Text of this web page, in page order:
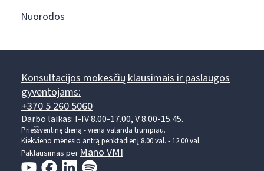
Nuorodos
Konsultacijos mokesčių klausimais ir paslaugos
gyventojams:
+370 5 260 5060
Darbo laikas: I-IV 8.00-17.00, V 8.00-15.45.
Prieššventinę dieną - viena valanda trumpiau.
Kiekvieno mėnesio antrą penktadienį 8.00 val. - 12.00 val.
Paklausimas per Mano VMI